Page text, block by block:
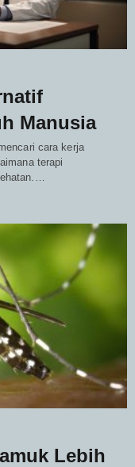
Manusia
cara kerja
terapi
Lebih